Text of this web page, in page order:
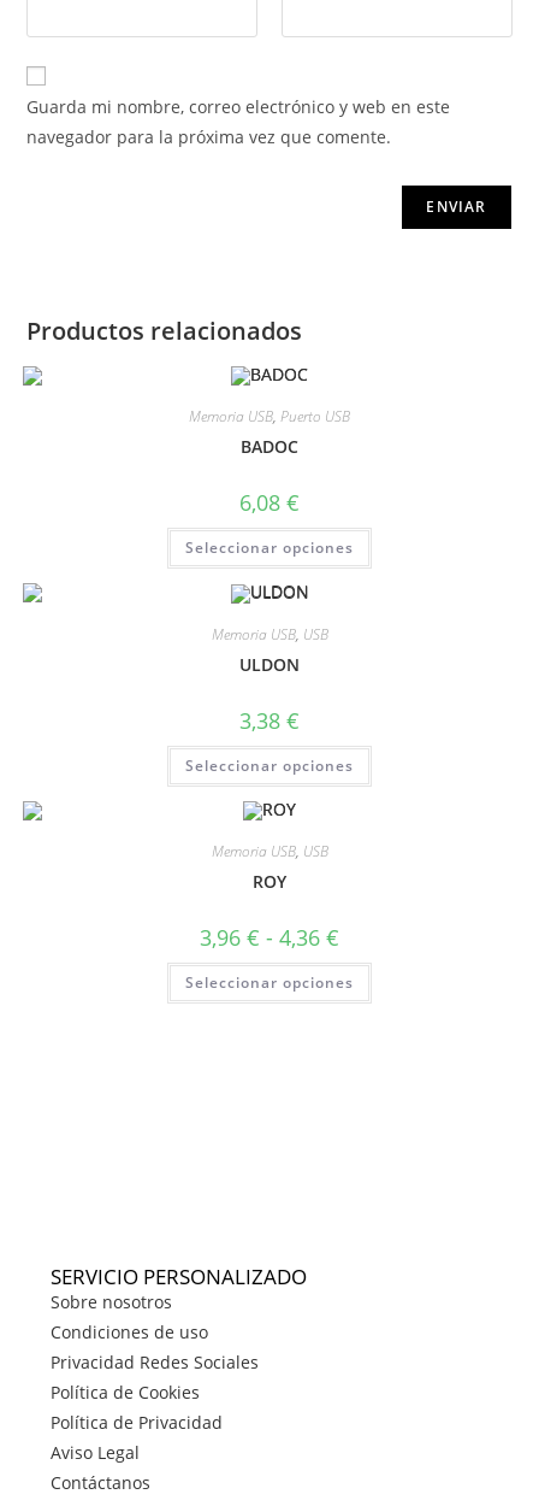
Guarda mi nombre, correo electrónico y web en este
navegador para la próxima vez que comente.
Productos relacionados
Memoria USB, Puerto USB
BADOC
6,08 €
Seleccionar opciones
Memoria USB, USB
ULDON
3,38 €
Seleccionar opciones
Memoria USB, USB
ROY
3,96 € - 4,36 €
Seleccionar opciones
SERVICIO PERSONALIZADO
Sobre nosotros
Condiciones de uso
Privacidad Redes Sociales
Política de Cookies
Política de Privacidad
Aviso Legal
Contáctanos